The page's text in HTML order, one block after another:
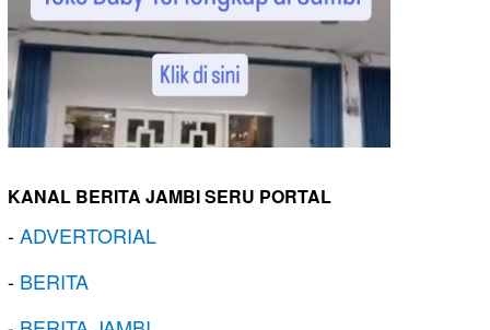
KANAL BERITA JAMBI SERU PORTAL
-ADVERTORIAL
- BERITA